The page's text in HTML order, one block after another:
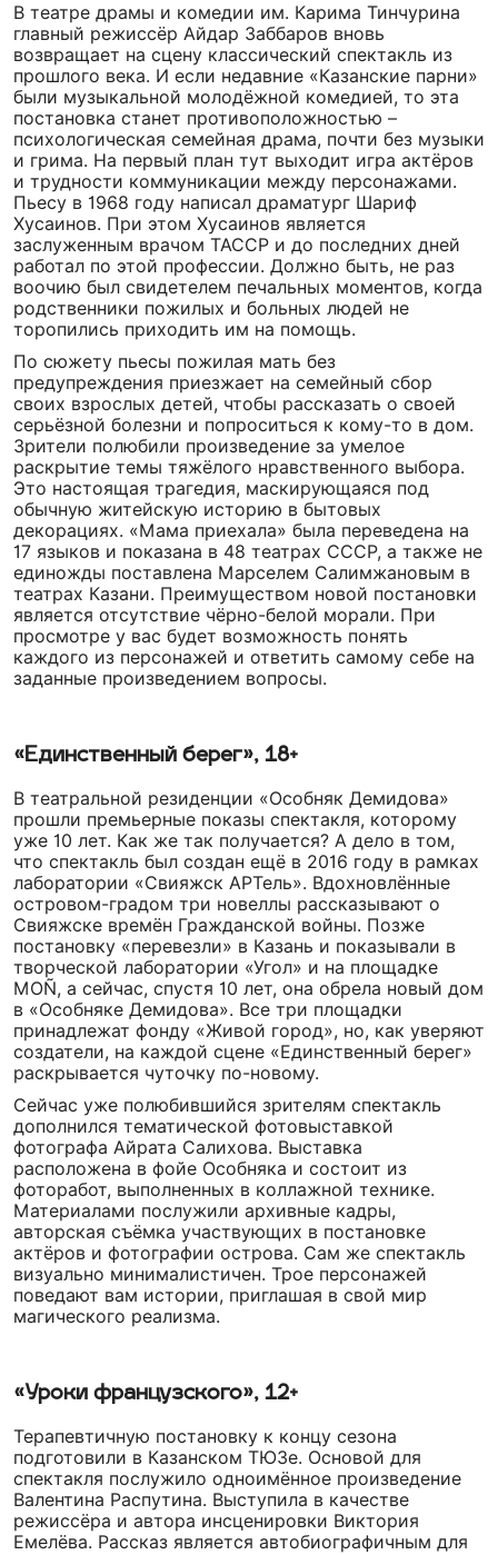
В театре драмы и комедии им. Карима Тинчурина
главный режиссёр Айдар Заббаров вновь
возвращает на сцену классический спектакль из
прошлого века. И если недавние «Казанские парни»
были музыкальной молодёжной комедией, то эта
постановка станет противоположностью –
психологическая семейная драма, почти без музыки
и грима. На первый план тут выходит игра актёров
и трудности коммуникации между персонажами.
Пьесу в 1968 году написал драматург Шариф
Хусаинов. При этом Хусаинов является
заслуженным врачом ТАССР и до последних дней
работал по этой профессии. Должно быть, не раз
воочию был свидетелем печальных моментов, когда
родственники пожилых и больных людей не
торопились приходить им на помощь.
По сюжету пьесы пожилая мать без
предупреждения приезжает на семейный сбор
своих взрослых детей, чтобы рассказать о своей
серьёзной болезни и попроситься к кому-то в дом.
Зрители полюбили произведение за умелое
раскрытие темы тяжёлого нравственного выбора.
Это настоящая трагедия, маскирующаяся под
обычную житейскую историю в бытовых
декорациях. «Мама приехала» была переведена на
17 языков и показана в 48 театрах СССР, а также не
единожды поставлена Марселем Салимжановым в
театрах Казани. Преимуществом новой постановки
является отсутствие чёрно-белой морали. При
просмотре у вас будет возможность понять
каждого из персонажей и ответить самому себе на
заданные произведением вопросы.
«Единственный берег», 18+
В театральной резиденции «Особняк Демидова»
прошли премьерные показы спектакля, которому
уже 10 лет. Как же так получается? А дело в том,
что спектакль был создан ещё в 2016 году в рамках
лаборатории «Свияжск АРТель». Вдохновлённые
островом-градом три новеллы рассказывают о
Свияжске времён Гражданской войны. Позже
постановку «перевезли» в Казань и показывали в
творческой лаборатории «Угол» и на площадке
MOÑ, а сейчас, спустя 10 лет, она обрела новый дом
в «Особняке Демидова». Все три площадки
принадлежат фонду «Живой город», но, как уверяют
создатели, на каждой сцене «Единственный берег»
раскрывается чуточку по-новому.
Сейчас уже полюбившийся зрителям спектакль
дополнился тематической фотовыставкой
фотографа Айрата Салихова. Выставка
расположена в фойе Особняка и состоит из
фоторабот, выполненных в коллажной технике.
Материалами послужили архивные кадры,
авторская съёмка участвующих в постановке
актёров и фотографии острова. Сам же спектакль
визуально минималистичен. Трое персонажей
поведают вам истории, приглашая в свой мир
магического реализма.
«Уроки французского», 12+
Терапевтичную постановку к концу сезона
подготовили в Казанском ТЮЗе. Основой для
спектакля послужило одноимённое произведение
Валентина Распутина. Выступила в качестве
режиссёра и автора инсценировки Виктория
Емелёва. Рассказ является автобиографичным для